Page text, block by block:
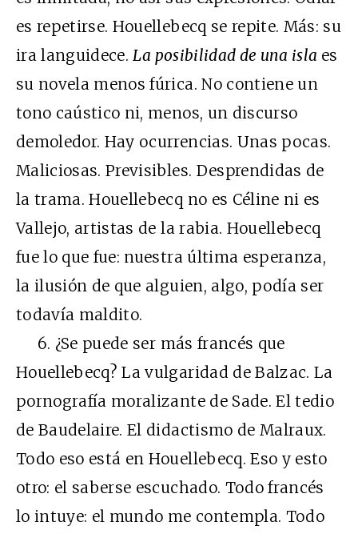
es repetirse. Houellebecq se repite. Más: su
ira languidece. La posibilidad de una isla es
su novela menos fúrica. No contiene un
tono caústico ni, menos, un discurso
demoledor. Hay ocurrencias. Unas pocas.
Maliciosas. Previsibles. Desprendidas de
la trama. Houellebecq no es Céline ni es
Vallejo, artistas de la rabia. Houellebecq
fue lo que fue: nuestra última esperanza,
la ilusión de que alguien, algo, podía ser
todavía maldito.
6. ¿Se puede ser más francés que
Houellebecq? La vulgaridad de Balzac. La
pornografía moralizante de Sade. El tedio
de Baudelaire. El didactismo de Malraux.
Todo eso está en Houellebecq. Eso y esto
otro: el saberse escuchado. Todo francés
lo intuye: el mundo me contempla. Todo